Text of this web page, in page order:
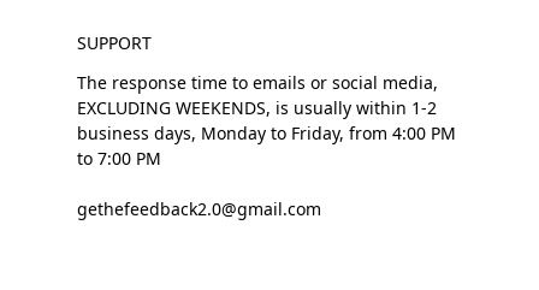
SUPPORT
The response time to emails or social media,
EXCLUDING WEEKENDS, is usually within 1-2
business days, Monday to Friday, from 4:00 PM
to 7:00 PM
gethefeedback2.0@gmail.com